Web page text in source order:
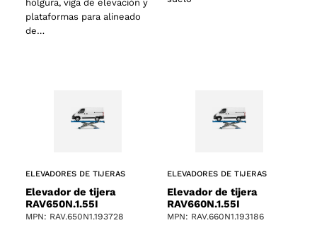
holgura, viga de elevación y
plataformas para alineado
de…
ELEVADORES DE TIJERAS
Elevador de tijera
RAV650N.1.55I
MPN: RAV.650N1.193728
ELEVADORES DE TIJERAS
Elevador de tijera
RAV660N.1.55I
MPN: RAV.660N1.193186